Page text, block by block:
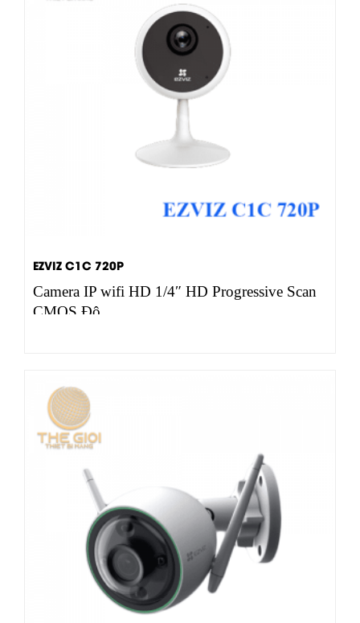
EZVIZ C1C 720P
Camera IP wifi HD 1/4″ HD Progressive Scan
CMOS Độ…